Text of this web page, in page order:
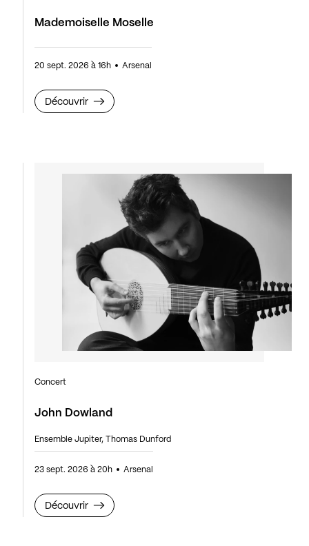
Mademoiselle Moselle
20 sept. 2026 à 16h Arsenal
Découvrir
John Dowland
Concert
Ensemble Jupiter, Thomas Dunford
23 sept. 2026 à 20h Arsenal
Découvrir